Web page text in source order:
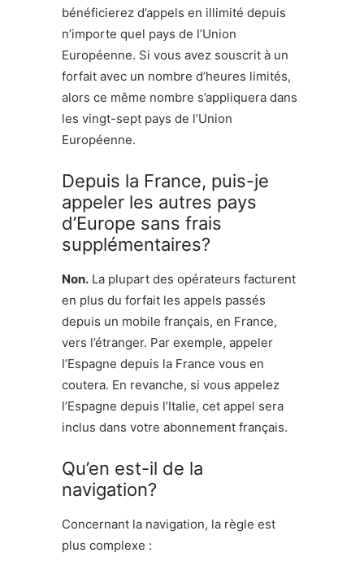
bénéficierez d’appels en illimité depuis
n’importe quel pays de l’Union
Européenne. Si vous avez souscrit à un
forfait avec un nombre d’heures limités,
alors ce même nombre s’appliquera dans
les vingt-sept pays de l’Union
Européenne.
Depuis la France, puis-je
appeler les autres pays
d’Europe sans frais
supplémentaires?
Non. La plupart des opérateurs facturent
en plus du forfait les appels passés
depuis un mobile français, en France,
vers l’étranger. Par exemple, appeler
l’Espagne depuis la France vous en
coutera. En revanche, si vous appelez
l’Espagne depuis l’Italie, cet appel sera
inclus dans votre abonnement français.
Qu’en est-il de la
navigation?
Concernant la navigation, la règle est
plus complexe :